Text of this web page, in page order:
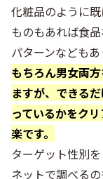
化粧品のように
ものもあれば食
パターンなどもあ
もちろん男女両
ますが、できる
っているかをク
楽です。
ターゲット性別
ネットで調べる